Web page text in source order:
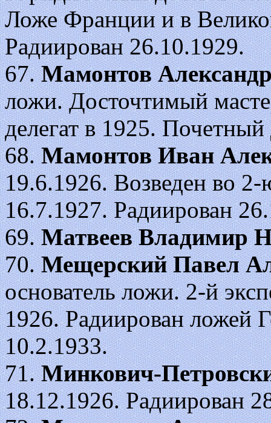
Ложе Франции и в
Радиирован 26.10.1929.
67.Мамонтов
ложи. Досточтимый
делегат в 1925.
68.Мамонтов Иван
19.6.1926. Возведен во
16.7.1927. Радиирован
69.Матвеев Владимир
70.Мещерский Павел
основатель ложи. 2-й
1926. Радиирован ложей
10.2.1933.
71.Минкович-
18.12.1926. Радиирован